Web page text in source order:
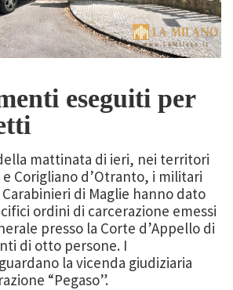
eseguiti per
mattinata di ieri, nei territori
Corigliano d’Otranto, i militari
di Maglie hanno dato
ordini di carcerazione emessi
presso la Corte d’Appello di
di otto persone. I
la vicenda giudiziaria
“Pegaso”.